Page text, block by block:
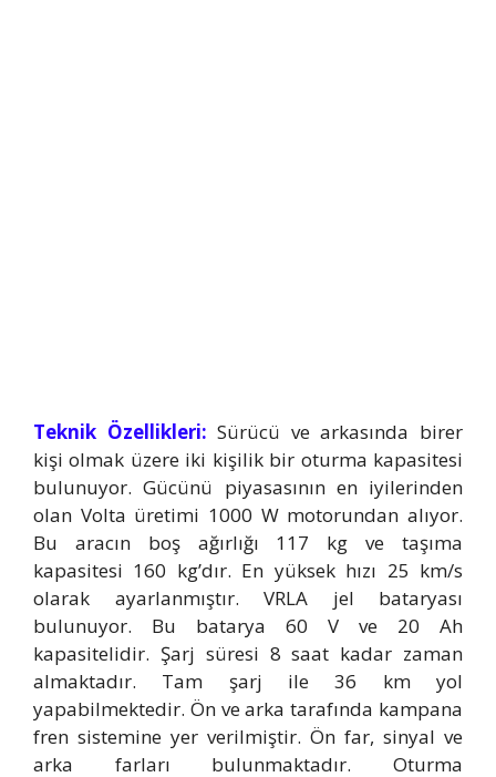
Teknik Özellikleri: Sürücü ve arkasında birer
kişi olmak üzere iki kişilik bir oturma kapasitesi
bulunuyor. Gücünü piyasasının en iyilerinden
olan Volta üretimi 1000 W motorundan alıyor.
Bu aracın boş ağırlığı 117 kg ve taşıma
kapasitesi 160 kg’dır. En yüksek hızı 25 km/s
olarak ayarlanmıştır. VRLA jel bataryası
bulunuyor. Bu batarya 60 V ve 20 Ah
kapasitelidir. Şarj süresi 8 saat kadar zaman
almaktadır. Tam şarj ile 36 km yol
yapabilmektedir. Ön ve arka tarafında kampana
fren sistemine yer verilmiştir. Ön far, sinyal ve
arka farları bulunmaktadır. Oturma